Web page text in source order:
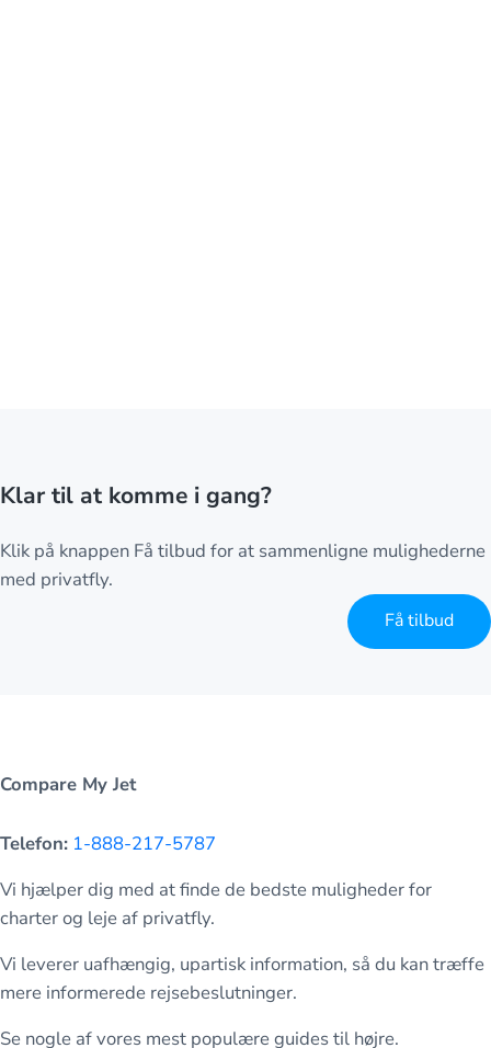
Klar til at komme i gang?
Klik på knappen Få tilbud for at sammenligne mulighederne
med privatfly.
Få tilbud
Compare My Jet
Telefon: 1-888-217-5787
Vi hjælper dig med at finde de bedste muligheder for
charter og leje af privatfly.
Vi leverer uafhængig, upartisk information, så du kan træffe
mere informerede rejsebeslutninger.
Se nogle af vores mest populære guides til højre.